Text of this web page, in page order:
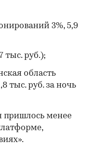
3%, 5,9
тыс. руб.);
область
тыс. руб. за ночь
пришлось менее